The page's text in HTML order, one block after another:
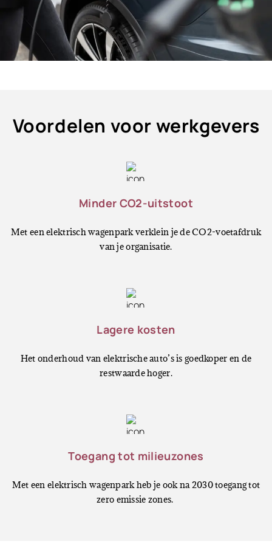
Voordelen voor werkgevers
Minder CO2-uitstoot
Met een elektrisch wagenpark verklein je de CO2-voetafdruk
van je organisatie.
Lagere kosten
Het onderhoud van elektrische auto’s is goedkoper en de
restwaarde hoger.
Toegang tot milieuzones
Met een elektrisch wagenpark heb je ook na 2030 toegang tot
zero emissie zones.